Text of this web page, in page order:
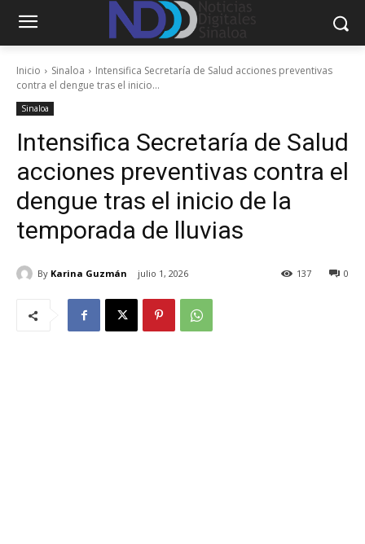
Inicio Sinaloa
Intensifica Secretaría de Salud acciones preventivas
contra el dengue tras el inicio...
Sinaloa
Intensifica Secretaría de Salud
acciones preventivas contra el
dengue tras el inicio de la
temporada de lluvias
By Karina Guzmán julio 1, 2026 0
137